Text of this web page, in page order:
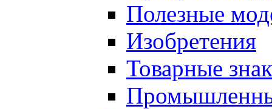
Полезные
Изобретения
Товарные